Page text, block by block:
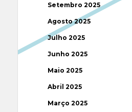
Setembro 2025
Agosto 2025
Julho 2025
Junho 2025
Maio 2025
Abril 2025
Março 2025